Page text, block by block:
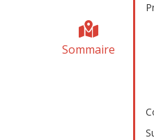
Sommaire